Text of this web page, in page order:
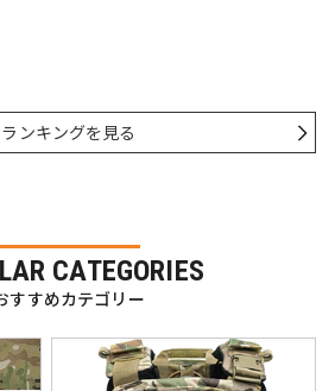
ランキングを見る
CATEGORIES
すすめカテゴリー